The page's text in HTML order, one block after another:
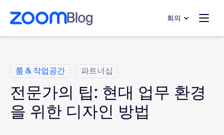
으로 건너뛰기
팅으로 건너뛰기
회의
룸 & 작업공간 파트너십
전문가의 팁: 현대 업무 환경
을 위한 디자인 방법